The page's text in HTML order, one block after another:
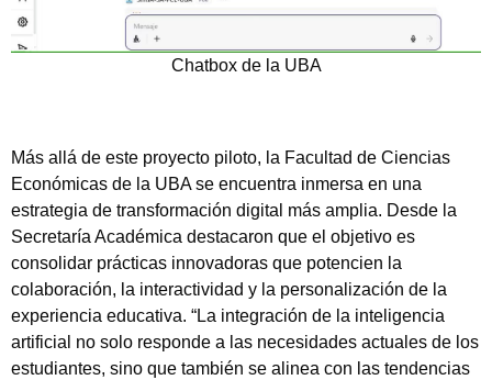
Tipea lo que deseas buscar y luego pulsa Enter:
Chatbox de la UBA
Más allá de este proyecto piloto, la Facultad de Ciencias
Económicas de la UBA se encuentra inmersa en una
estrategia de transformación digital más amplia. Desde la
Secretaría Académica destacaron que el objetivo es
consolidar prácticas innovadoras que potencien la
colaboración, la interactividad y la personalización de la
experiencia educativa. “La integración de la inteligencia
artificial no solo responde a las necesidades actuales de los
estudiantes, sino que también se alinea con las tendencias